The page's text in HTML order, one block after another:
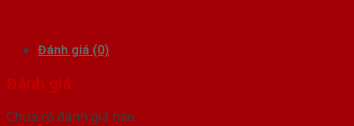
Đánh giá (0)
Đánh giá
Chưa có đánh giá nào.